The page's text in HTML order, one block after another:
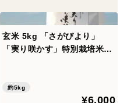
new
合、熨斗をつけることが
冊のしも対応可能です）
玄米 5kg 「さがびより」
「実り咲かす」特別栽培米
約5kg
¥6,000